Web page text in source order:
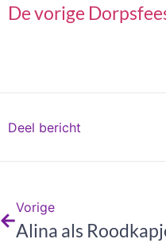
De vorige
Deel bericht
Vorige
Alina als